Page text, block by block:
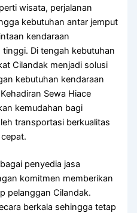
wisata, perjalanan
kebutuhan antar jemput
kendaraan
Di tengah kebutuhan
Cilandak menjadi solusi
kebutuhan kendaraan
Sewa Hiace
kemudahan bagi
transportasi berkualitas
penyedia jasa
komitmen memberikan
pelanggan Cilandak.
berkala sehingga tetap